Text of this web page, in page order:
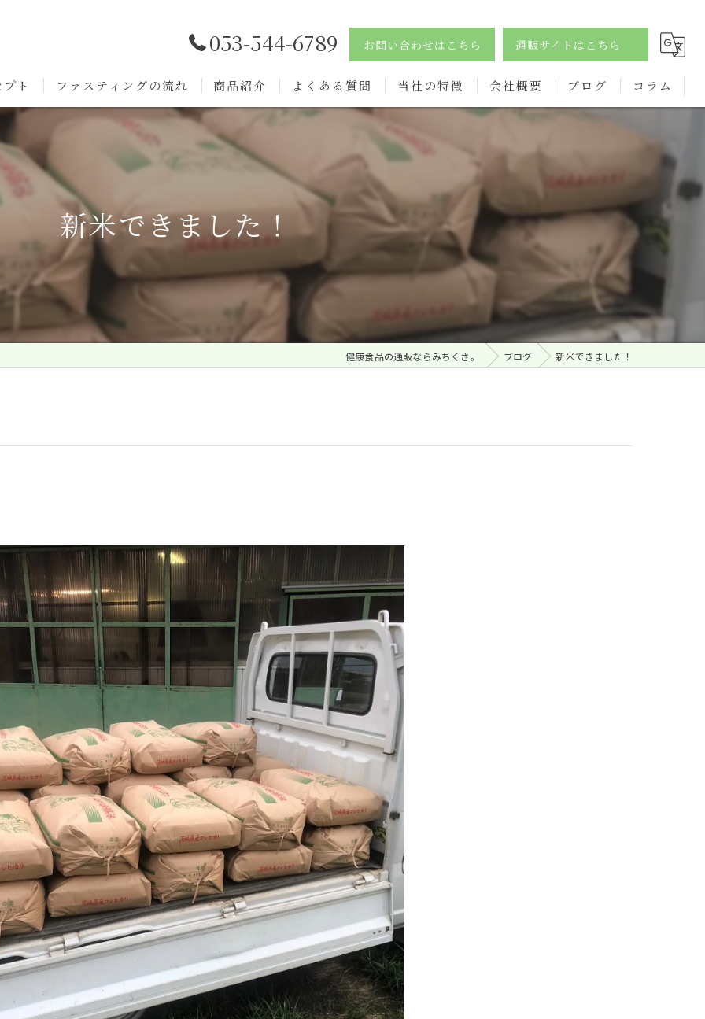
053-544-6789 お問い合わせはこちら 通販サイトはこちら
ト ファスティングの流れ 商品紹介 よくある質問 当社の特徴
酵素
ドリンク
会社概要 ブログ コラム
新米できました！
健康食品の通販ならみちくさ。 ブログ 新米できました！